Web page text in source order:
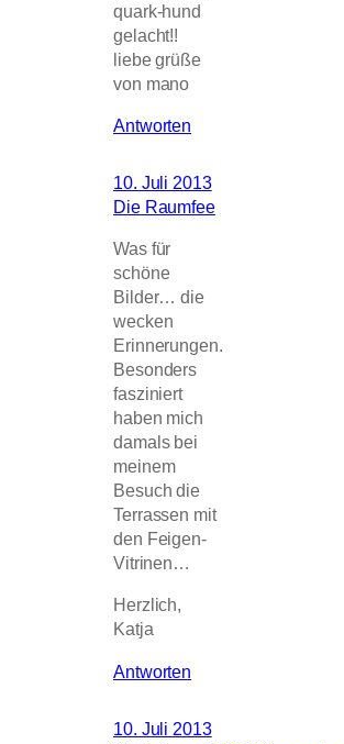
quark-hund
gelacht!!
liebe grüße
von mano
Antworten
10. Juli 2013
Die Raumfee
Was für
schöne
Bilder… die
wecken
Erinnerungen.
Besonders
fasziniert
haben mich
damals bei
meinem
Besuch die
Terrassen mit
den Feigen-
Vitrinen…
Herzlich,
Katja
Antworten
10. Juli 2013